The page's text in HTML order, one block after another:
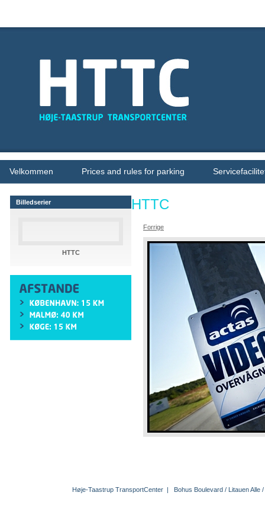
Velkommen Prices and rules for parking
Billedserier
HTTC
HTTC
Forrige
Høje-Taastrup TransportCenter | Bohus Boulevard /